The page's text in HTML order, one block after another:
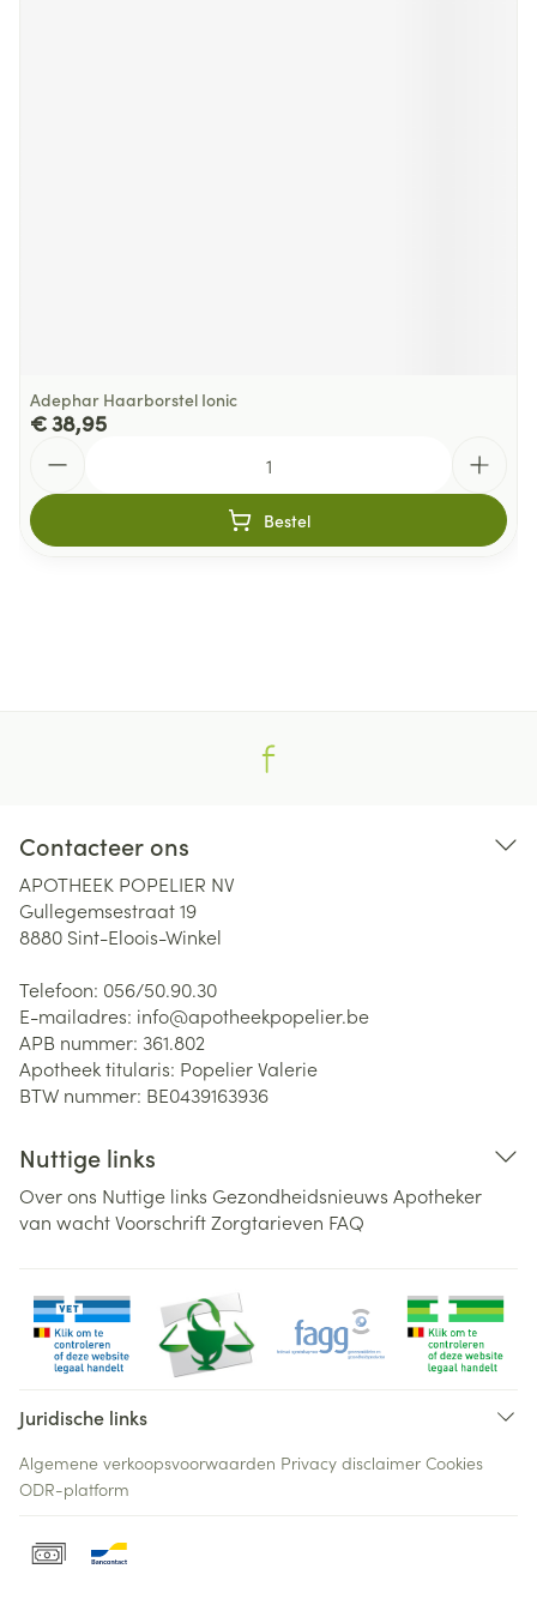
Adephar Haarborstel Ionic
€ 38,95
Bestel
Contacteer ons
APOTHEEK POPELIER NV
Gullegemsestraat 19
8880 Sint-Eloois-Winkel
Telefoon: 056/50.90.30
E-mailadres: info@apotheekpopelier.be
APB nummer: 361.802
Apotheek titularis: Popelier Valerie
BTW nummer: BE0439163936
Nuttige links
Over ons Nuttige links Gezondheidsnieuws Apotheker
van wachtVoorschriftZorgtarieven FAQ
Juridische links
Algemene verkoopsvoorwaarden Privacy disclaimer Cookies
ODR-platform